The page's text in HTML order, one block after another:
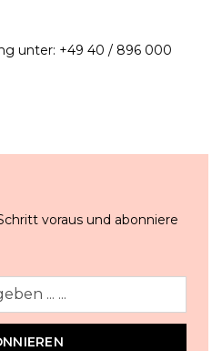
unter: +49 40 / 896 000
voraus und abonniere